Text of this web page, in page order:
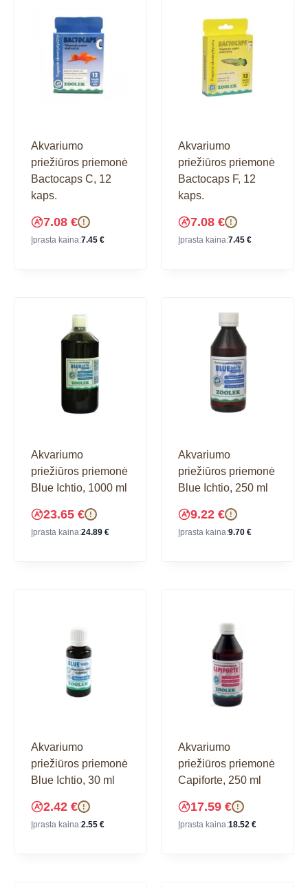
Akvariumo
priežiūros priemonė
Bactocaps C, 12
kaps.
7.08 € !
Įprasta kaina:7.45 €
Akvariumo
priežiūros priemonė
Bactocaps F, 12
kaps.
7.08 € !
Įprasta kaina:7.45 €
Akvariumo
priežiūros priemonė
Blue Ichtio, 1000 ml
23.65 € !
Įprasta kaina:24.89 €
Akvariumo
priežiūros priemonė
Blue Ichtio, 250 ml
9.22 € !
Įprasta kaina:9.70 €
Akvariumo
priežiūros priemonė
Blue Ichtio, 30 ml
2.42 € !
Įprasta kaina:2.55 €
Akvariumo
priežiūros priemonė
Capiforte, 250 ml
17.59 € !
Įprasta kaina:18.52 €